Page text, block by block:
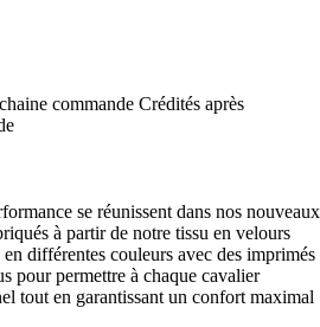
commande Crédités après
se réunissent dans nos nouveaux
à partir de notre tissu en velours
différentes couleurs avec des imprimés
pour permettre à chaque cavalier
tout en garantissant un confort maximal